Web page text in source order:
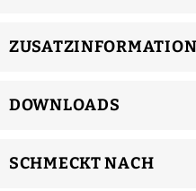
ZUSATZINFORMATION
DOWNLOADS
SCHMECKT NACH